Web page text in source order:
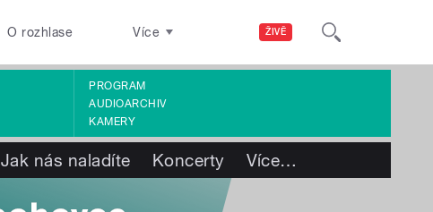
ŽIVĚ
O rozhlase Více
PROGRAM
AUDIOARCHIV
KAMERY
Jak nás naladíte Koncerty Více…